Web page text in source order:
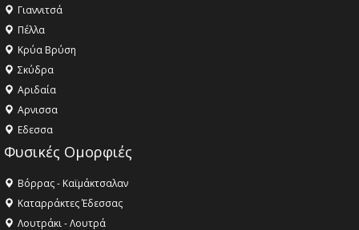
Γιαννιτσά
Πέλλα
Κρύα Βρύση
Σκύδρα
Αριδαία
Aρνισσα
Eδεσσα
Φυσικές Ομορφιές
Βόρρας - Καϊμάκτσαλαν
Καταρράκτες Έδεσσας
Λουτράκι - Λουτρά